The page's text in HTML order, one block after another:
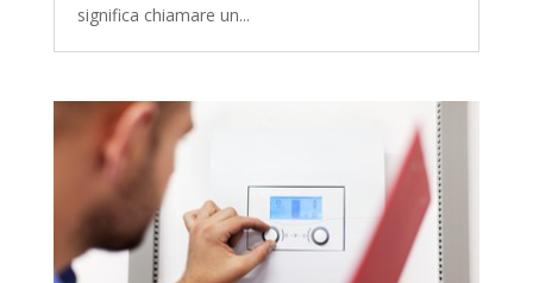
significa chiamare un...